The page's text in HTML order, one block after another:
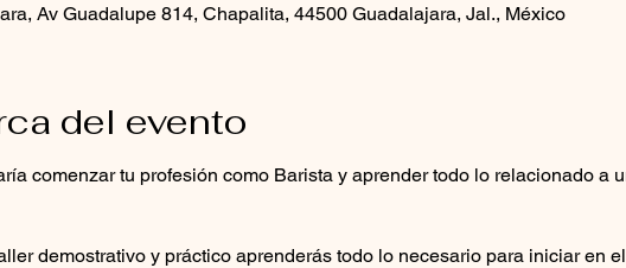
Av Guadalupe 814, Chapalita, 44500 Guadalajara, Jal., México
del evento
comenzar tu profesión como Barista y aprender todo lo relacionado a
demostrativo y práctico aprenderás todo lo necesario para iniciar en